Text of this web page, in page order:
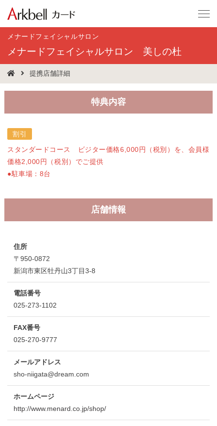
メナードフェイシャルサロン
メナードフェイシャルサロン 美しの杜
提携店舗詳細
特典内容
割引
スタンダードコース ビジター価格6,000円（税別）を、会員様
価格2,000円（税別）でご提供
●駐車場：8台
店舗情報
住所
〒950-0872
新潟市東区牡丹山3丁目3-8
電話番号
025-273-1102
FAX番号
025-270-9777
メールアドレス
sho-niigata@dream.com
ホームページ
http://www.menard.co.jp/shop/